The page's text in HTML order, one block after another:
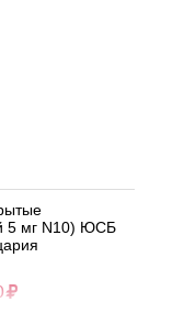
5 мг N10) ЮСБ